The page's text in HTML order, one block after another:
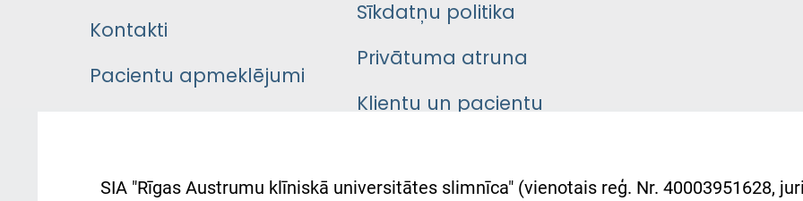
Kontakti
Pacientu apmeklējumi
Pacienta
Sīkdatņu politika
Privātuma atruna
Klientu un pacientu
Austrumu slimnīcas
SIA "Rīgas Austrumu klīniskā universitātes slimnīca" (vienotais reģ. Nr. 40003951628,